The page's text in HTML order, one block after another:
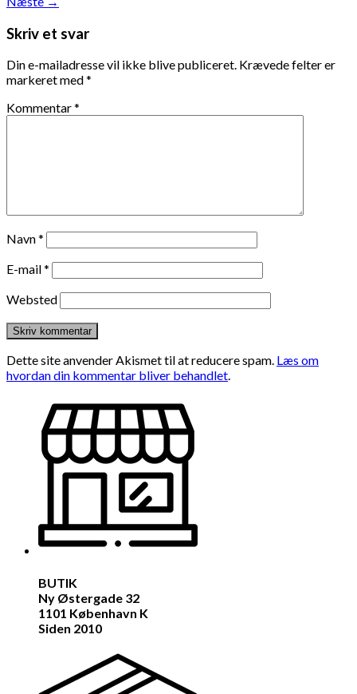
Skriv et svar
Din e-mailadresse vil ikke blive publiceret. Krævede felter er
markeret med*
Kommentar*
Navn*
E-mail*
Websted
Dette site anvender Akismet til at reducere spam. Læs om
hvordan din kommentar bliver behandlet.
BUTIK
Ny Østergade 32
1101 København K
Siden 2010